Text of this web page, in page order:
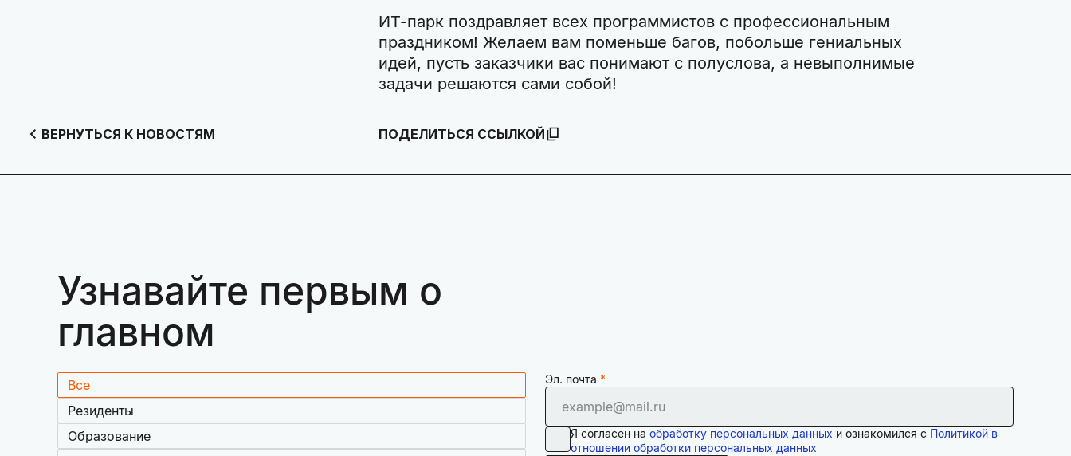
ИТ-парк поздравляет всех программистов с профессиональным
праздником! Желаем вам поменьше багов, побольше гениальных
идей, пусть заказчики вас понимают с полуслова, а невыполнимые
задачи решаются сами собой!
ВЕРНУТЬСЯ К НОВОСТЯМ ПОДЕЛИТЬСЯ ССЫЛКОЙ
Узнавайте первым о
главном
Все
Резиденты
Образование
Эл. почта
Я согласен на обработку персональных данных и ознакомился с Политикой в
отношении обработки персональных данных